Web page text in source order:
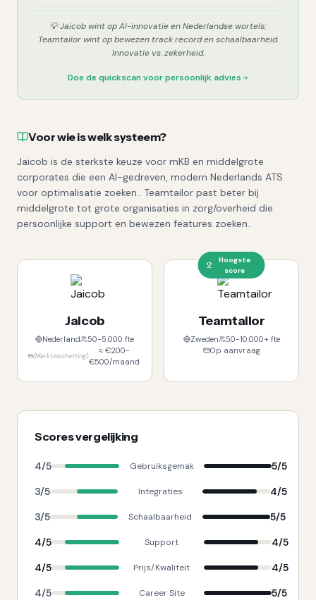
💡Jaicob wint op AI-innovatie en Nederlandse wortels;
Teamtailor wint op bewezen track record en schaalbaarheid.
Innovatie vs. zekerheid.
Doe de quickscan voor persoonlijk advies
Voor wie is welk systeem?
Jaicob is de sterkste keuze voor mKB en middelgrote
corporates die een AI-gedreven, modern Nederlands ATS
voor optimalisatie zoeken.. Teamtailor past beter bij
middelgrote tot grote organisaties in zorg/overheid die
persoonlijke support en bewezen features zoeken..
Jaicob
Nederland 50-5.000 fte
(Marktinschatting)
≈ €200-
€500/maand
Hoogste
score
Teamtailor
Zweden
50-10.000+ fte
Op aanvraag
Scores vergelijking
4/5 Gebruiksgemak 5/5
3/5 Integraties 4/5
3/5 Schaalbaarheid 5/5
4/5 Support 4/5
4/5 Prijs/Kwaliteit 4/5
4/5 Career Site 5/5